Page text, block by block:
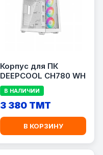
Корпус для ПК
DEEPCOOL CH780 WH
В НАЛИЧИИ
3 380 TMT
В КОРЗИНУ